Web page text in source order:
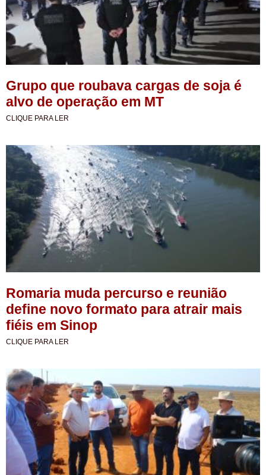
Grupo que roubava cargas de soja é
alvo de operação em MT
CLIQUE PARA LER
Romaria muda percurso e reunião
define novo formato para atrair mais
fiéis em Sinop
CLIQUE PARA LER